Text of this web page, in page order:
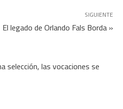
SIGUIENTE
El legado de Orlando Fals Borda »
selección, las vocaciones se